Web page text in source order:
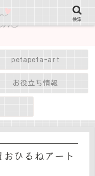
petapeta-art
お役立ち情報
ひるねアート
検索